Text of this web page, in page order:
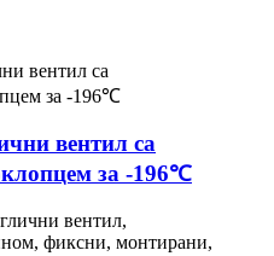
вентил са
за -196℃
вентил,
фиксни, монтирани,